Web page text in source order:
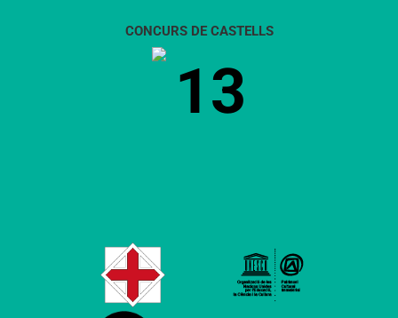
CONCURS DE CASTELLS
13